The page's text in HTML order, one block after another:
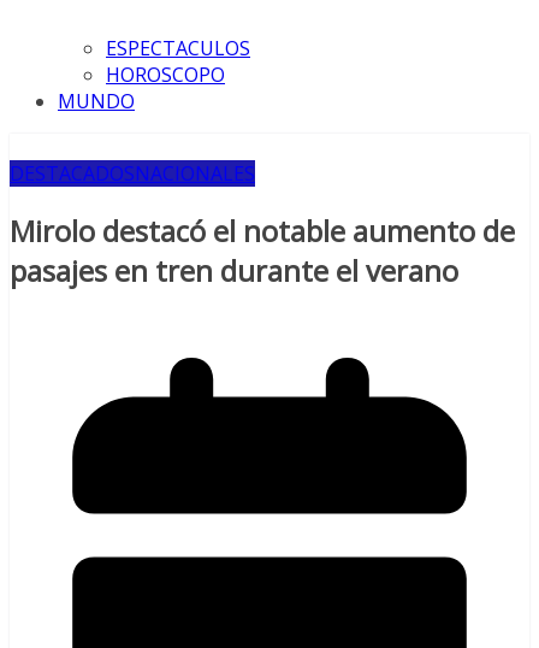
ESPECTACULOS
HOROSCOPO
MUNDO
DESTACADOSNACIONALES
Mirolo destacó el notable aumento de
pasajes en tren durante el verano